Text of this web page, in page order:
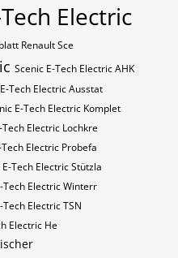
Electric
Renault Sce
Scenic E-Tech Electric AHK
Tech Electric Ausstat
E-Tech Electric Komplet
Tech Electric Lochkre
Electric Probefa
E-Tech Electric Stützla
Tech Electric Winterr
Tech Electric​​​​ TSN
Electric​​​​​ He